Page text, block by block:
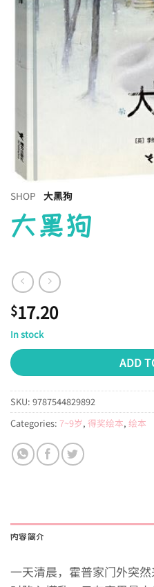
SHOP 大黑狗
大黑狗
$17.20
In stock
ADD
SKU: 9787544829892
Categories: 7~9岁, 得奖绘本, 绘本
内容简介
一天清晨，霍普家门外突